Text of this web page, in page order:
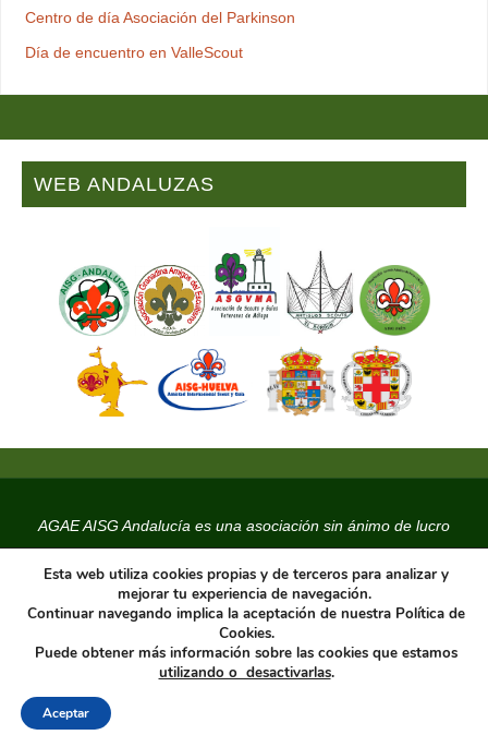
Centro de día Asociación del Parkinson
Día de encuentro en ValleScout
WEB ANDALUZAS
AGAE AISG Andalucía es una asociación sin ánimo de lucro
Pertenece aAISG Andalucía 2007 yAISG España 2005
Organización miembro de ISGF-AISG desde 8 de Agosto de 1.979
Domicilio Social : c/ Javier de Tortosa , sn
18008 Granada
FUNCIONA CON
Esta web utiliza cookies propias y de terceros para analizar y
mejorar tu experiencia de navegación.
Continuar navegando implica la aceptación de nuestra Política de
Cookies.
Puede obtener más información sobre las cookies que estamos
utilizando o desactivarlas.
Aceptar